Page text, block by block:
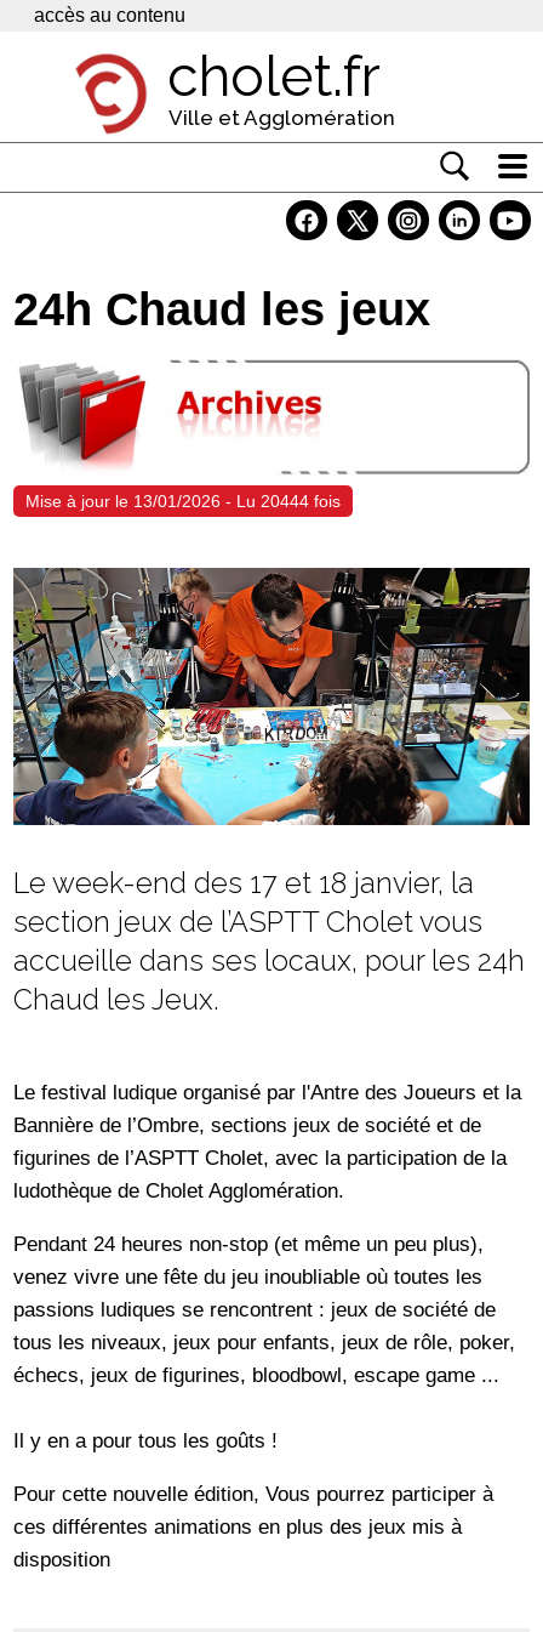
Panneau de gestion des cookies
accès au contenu
cholet.fr
Ville et Agglomération
Economie
Services
Contacts
24h Chaud les jeux
Mise à jour le 13/01/2026 - Lu 20444 fois
Le week-end des 17 et 18 janvier, la
section jeux de l’ASPTT Cholet vous
accueille dans ses locaux, pour les 24h
Chaud les Jeux.
Le festival ludique organisé par l'Antre des Joueurs et la
Bannière de l’Ombre, sections jeux de société et de
figurines de l’ASPTT Cholet, avec la participation de la
ludothèque de Cholet Agglomération.
Pendant 24 heures non-stop (et même un peu plus),
venez vivre une fête du jeu inoubliable où toutes les
passions ludiques se rencontrent : jeux de société de
tous les niveaux, jeux pour enfants, jeux de rôle, poker,
échecs, jeux de figurines, bloodbowl, escape game ...
Il y en a pour tous les goûts !
Pour cette nouvelle édition, Vous pourrez participer à
ces différentes animations en plus des jeux mis à
disposition